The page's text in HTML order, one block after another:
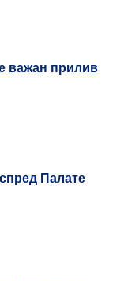
важан прилив
Палате